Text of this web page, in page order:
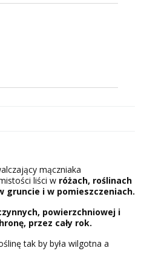
mączniaka
liści w różach, roślinach
gruncie i w pomieszczeniach.
powierzchniowej i
przez cały rok.
tak by była wilgotna a